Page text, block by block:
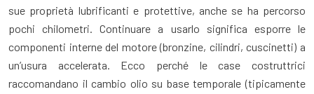
sue proprietà lubrificanti e protettive, anche se ha percorso
pochi chilometri. Continuare a usarlo significa esporre le
componenti interne del motore (bronzine, cilindri, cuscinetti) a
un’usura accelerata. Ecco perché le case costruttrici
raccomandano il cambio olio su base temporale (tipicamente